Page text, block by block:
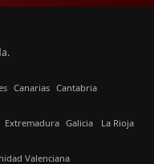
Canarias Cantabria
Extremadura Galicia La Rioja
Valenciana